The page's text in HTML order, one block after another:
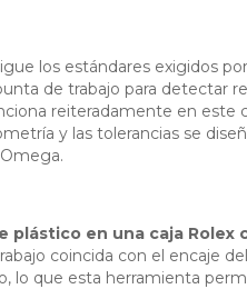
los estándares exigidos
de trabajo para detectar
reiteradamente en
y las tolerancias se
plástico en una caja Rolex
coincida con el encaje
lo que esta herramienta